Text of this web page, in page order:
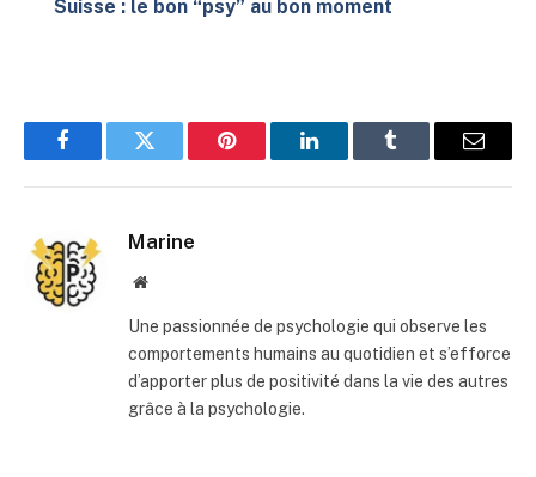
Suisse : le bon “psy” au bon moment
FacebookTwitter Pinterest LinkedInTumblr
E-
Marine
Site
Une passionnée de psychologie qui observe les
comportements humains au quotidien et s’efforce
d’apporter plus de positivité dans la vie des autres
grâce à la psychologie.